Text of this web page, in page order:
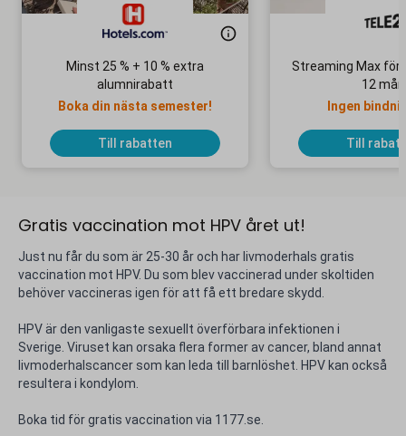
Gratis vaccination mot HPV året ut!
Just nu får du som är 25-30 år och har livmoderhals gratis
vaccination mot HPV. Du som blev vaccinerad under skoltiden
behöver vaccineras igen för att få ett bredare skydd.
HPV är den vanligaste sexuellt överförbara infektionen i
Sverige. Viruset kan orsaka flera former av cancer, bland annat
livmoderhalscancer som kan leda till barnlöshet. HPV kan också
resultera i kondylom.
Boka tid för gratis vaccination via 1177.se.
Minst 25 % + 10 % extra
alumnirabatt
Boka din nästa semester!
Till rabatten
Streaming Max för
12 mån
Ingen
Till